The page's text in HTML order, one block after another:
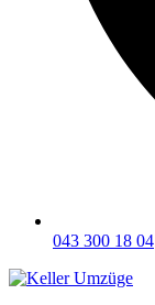
043 300 18 04